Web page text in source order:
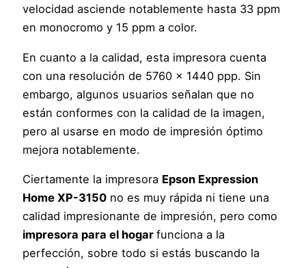
velocidad asciende notablemente hasta 33 ppm
en monocromo y 15 ppm a color.
En cuanto a la calidad, esta impresora cuenta
con una resolución de 5760 x 1440 ppp. Sin
embargo, algunos usuarios señalan que no
están conformes con la calidad de la imagen,
pero al usarse en modo de impresión óptimo
mejora notablemente.
Ciertamente la impresora Epson Expression
Home XP-3150 no es muy rápida ni tiene una
calidad impresionante de impresión, pero como
impresora para el hogarfunciona a la
perfección, sobre todo si estás buscando la